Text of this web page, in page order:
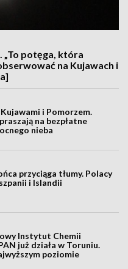
„To potęga, która
na Kujawach i
i Pomorzem.
na bezpłatne
nieba
przyciąga tłumy. Polacy
i Islandii
Instytut Chemii
już działa w Toruniu.
poziomie